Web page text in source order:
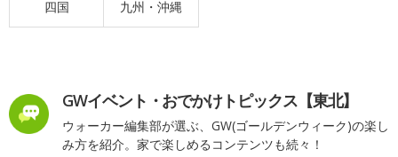
四国 九州・沖縄
GWイベント・おでかけトピックス【東北】
ウォーカー編集部が選ぶ、GW(ゴールデンウィーク)の楽し
み方を紹介。家で楽しめるコンテンツも続々！